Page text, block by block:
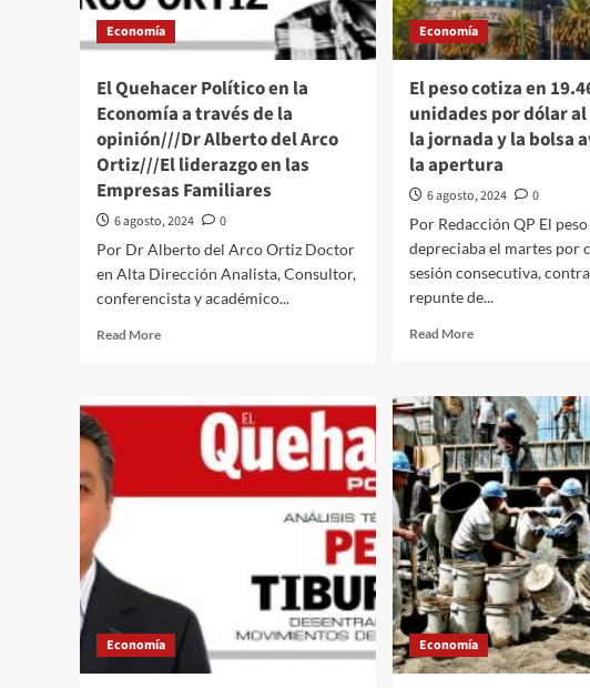
Decisiva
en
los
Financieros
Economía
El Quehacer Político en la
Economía a través de la
opinión///Dr Alberto del Arco
Ortiz///El liderazgo en las
Empresas Familiares
6 agosto, 2024
0
Por Dr Alberto del Arco Ortiz Doctor
en Alta Dirección Analista, Consultor,
conferencista y académico...
Read MoreRead
Quehacer
Político
Economía
opinión///Dr
Alberto
del
Economía
El peso cotiza en
unidades por dólar
la jornada y la bolsa
la apertura
6 agosto, 2024
0
Por Redacción QP El peso
depreciaba el martes por
sesión consecutiva,
repunte de...
Read MoreRead
El
peso
cotiza
en
19.46
unidades
por
dólar
al
inicio
de
la
jornada
y
Economía Economía